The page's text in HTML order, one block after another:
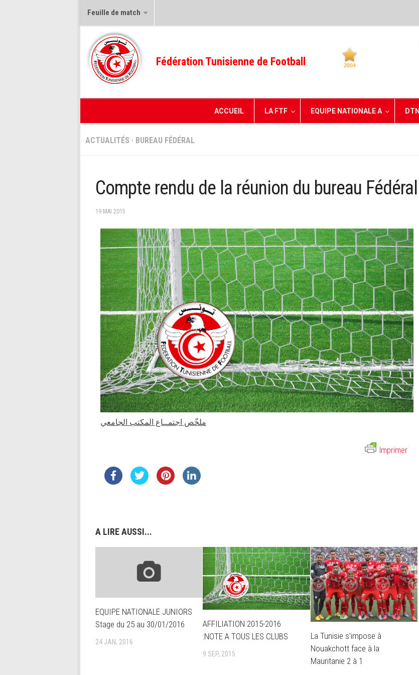
Feuille de match
Fédération Tunisienne de Football
ACCUEIL LA FTF EQUIPE NATIONALE A DTN
ACTUALITÉS · BUREAU FÉDÉRAL
Compte rendu de la réunion du bureau Fédéral
19 MAI 2015
ملخّص اجتمــاع المكتب الجامعي
Imprimer
A LIRE AUSSI...
EQUIPE NATIONALE JUNIORS
Stage du 25 au 30/01/2016
24 JAN, 2016
AFFILIATION 2015-2016
:NOTE A TOUS LES CLUBS
9 SEP, 2015
La Tunisie s’impose à
Nouakchott face à la
Mauritanie 2 à 1